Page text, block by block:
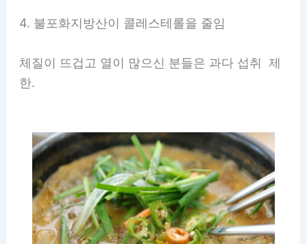
4. 불포화지방산이 콜레스테롤을 줄임
체질이 뜨겁고 열이 많으신 분들은 과다 섭취 제
한.